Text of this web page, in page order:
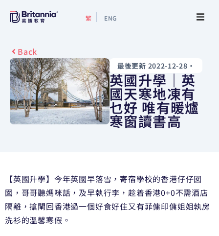
繁 ENG
最新活動
升學指南
升學資訊
預約諮詢
Back
最後更新 2022-12-28 •
英國升學｜英
國天寒地凍有
乜好 唯有暖爐
寒窗讀書高
【英國升學】今年英國早落雪，寄宿學校的香港仔仔囡
囡，哥哥聽媽咪話，及早執行李，趁着香港0+0不需酒店
隔離，搶閘回香港過一個好食好住又有菲傭印傭姐姐執房
洗衫的溫馨寒假。